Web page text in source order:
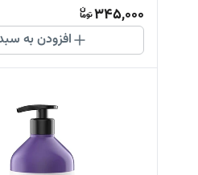
345,000
افزودن به